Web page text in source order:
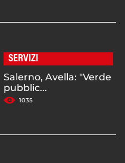
SERVIZI
Salerno, Avella: "Verde
pubblic...
1035